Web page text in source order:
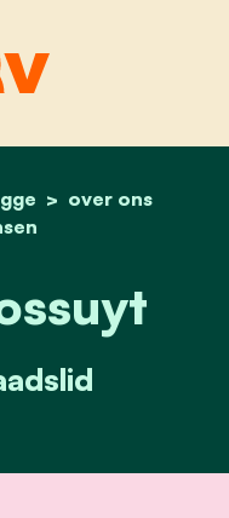
over ons
bossuyt